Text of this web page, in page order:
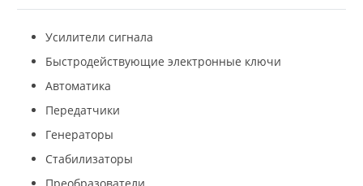
Усилители сигнала
Быстродействующие электронные ключи
Автоматика
Передатчики
Генераторы
Стабилизаторы
Преобразователи